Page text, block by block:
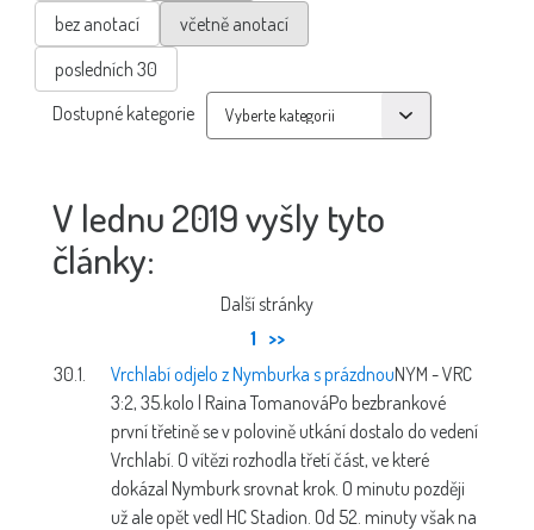
bez anotací
včetně anotací
posledních 30
Dostupné kategorie
V lednu 2019 vyšly tyto
články:
Další stránky
1 >>
30.1.
Vrchlabí odjelo z Nymburka s prázdnouNYM - VRC
3:2, 35.kolo | Raina TomanováPo bezbrankové
první třetině se v polovině utkání dostalo do vedení
Vrchlabí. O vítězi rozhodla třetí část, ve které
dokázal Nymburk srovnat krok. O minutu později
už ale opět vedl HC Stadion. Od 52. minuty však na